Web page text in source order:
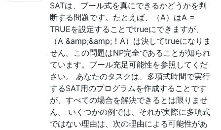
SATは、ブール式を真にできるかどうかを判
断する問題です。たとえば、（A）はA =
TRUEを設定することでtrueにできますが、
（A &amp;&amp;！A）は決してtrueになりま
せん。この問題はNP完全であることが知られ
ています。ブール充足可能性を参照してくだ
さい。 あなたのタスクは、多項式時間で実行
するSAT用のプログラムを作成することです
が、すべての場合を解決できるとは限りませ
ん。 いくつかの例では、それが実際に多項式
ではない理由は、次の理由による可能性があ